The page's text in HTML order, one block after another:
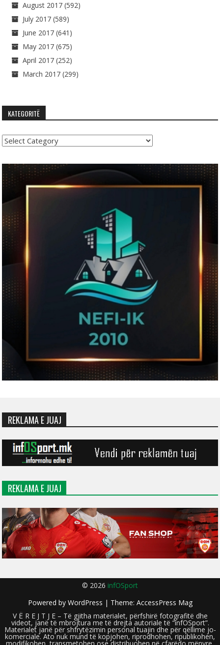
August 2017 (592)
July 2017 (589)
June 2017 (641)
May 2017 (675)
April 2017 (252)
March 2017 (299)
KATEGORITË
Kategoritë
REKLAMA E JUAJ
REKLAMA E JUAJ
© 2026 infOSport
Powered by WordPress | Theme: AccessPress Mag
V Ë R E J T J E – Të gjitha materialet, përfshirë fotografitë dhe
videot, janë të mbrojtura me të drejta autoriale të “infOSport”.
Materialet janë për shfrytëzimin personal tuajin dhe për qëllime jo-
komerciale. Ato nuk mund të kopjohen, riprodhohen, ripublikohen,